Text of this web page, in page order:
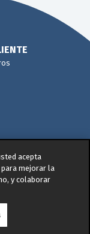
reserved
acepta
mejorar la
y colaborar